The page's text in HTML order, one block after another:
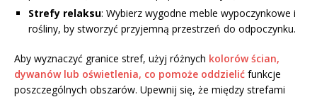
Strefy relaksu: Wybierz wygodne meble wypoczynkowe i
rośliny, by stworzyć przyjemną przestrzeń do odpoczynku.
Aby wyznaczyć granice stref, użyj różnych kolorów ścian,
dywanów lub oświetlenia, co pomoże oddzielić funkcje
poszczególnych obszarów. Upewnij się, że między strefami